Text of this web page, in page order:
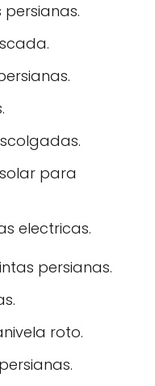
para
electricas.
persianas.
roto.